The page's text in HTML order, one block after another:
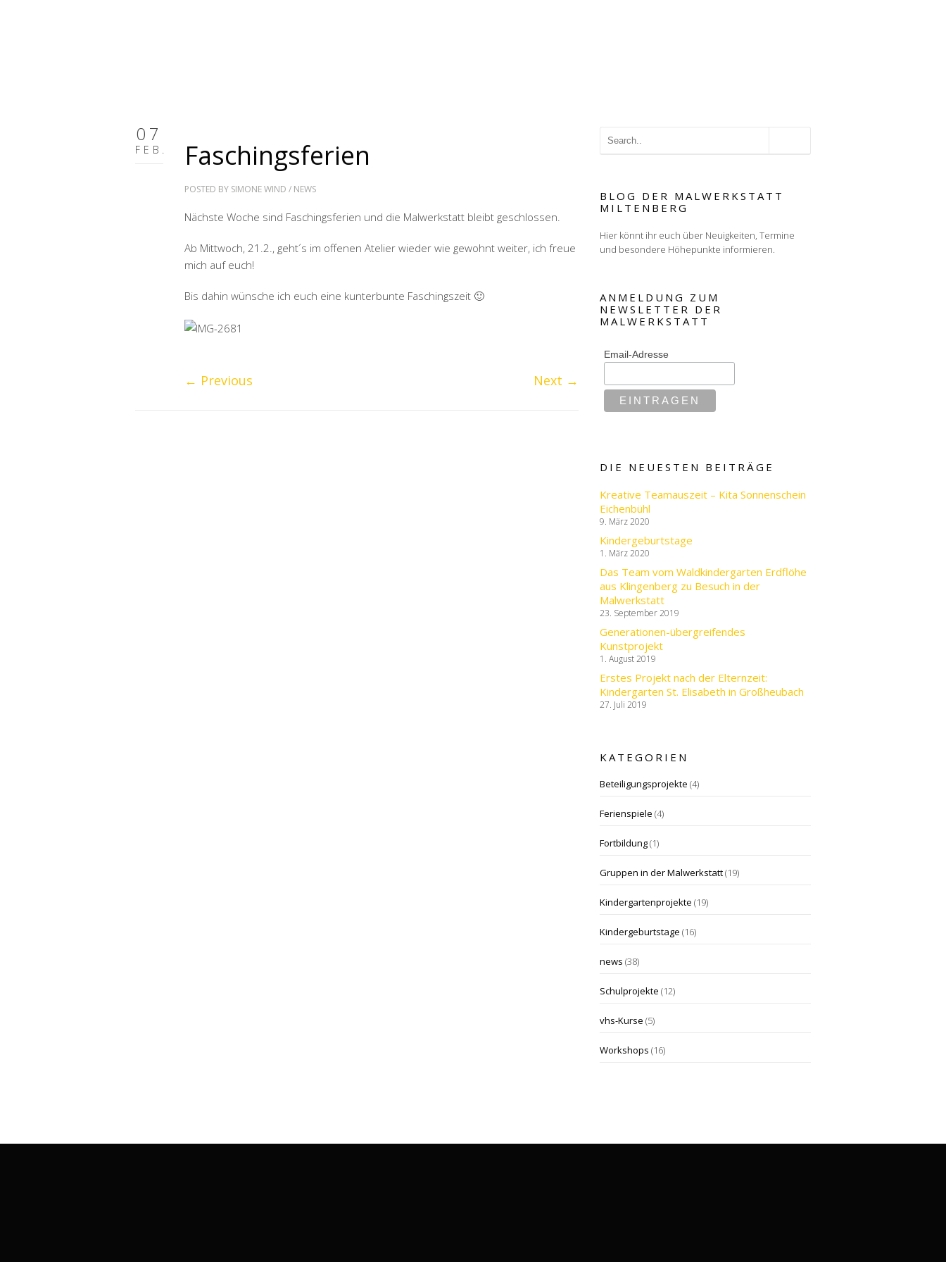
07
FEB. Faschingsferien
POSTED BY SIMONE WIND / NEWS
Nächste Woche sind Faschingsferien und die Malwerkstatt bleibt geschlossen.
Ab Mittwoch, 21.2., geht´s im offenen Atelier wieder wie gewohnt weiter, ich freue
mich auf euch!
Bis dahin wünsche ich euch eine kunterbunte Faschingszeit 🙂
← Previous Next →
BLOG DER MALWERKSTATT
MILTENBERG
Hier könnt ihr euch über Neuigkeiten, Termine
und besondere Höhepunkte informieren.
ANMELDUNG ZUM
NEWSLETTER DER
MALWERKSTATT
Email-Adresse
DIE NEUESTEN BEITRÄGE
Kreative Teamauszeit – Kita Sonnenschein
Eichenbühl
9. März 2020
Kindergeburtstage
1. März 2020
Das Team vom Waldkindergarten Erdflöhe
aus Klingenberg zu Besuch in der
Malwerkstatt
23. September 2019
Generationen-übergreifendes
Kunstprojekt
1. August 2019
Erstes Projekt nach der Elternzeit:
Kindergarten St. Elisabeth in Großheubach
27. Juli 2019
KATEGORIEN
Beteiligungsprojekte (4)
Ferienspiele (4)
Fortbildung(1)
Gruppen in der Malwerkstatt(19)
Kindergartenprojekte (19)
Kindergeburtstage (16)
news (38)
Schulprojekte (12)
vhs-Kurse (5)
Workshops (16)